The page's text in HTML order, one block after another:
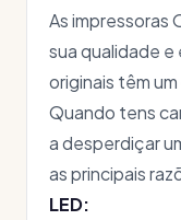
As impressoras
sua qualidade
originais têm
Quando tens
a desperdiçar
as principais
LED: